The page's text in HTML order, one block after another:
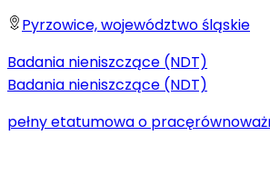
Pyrzowice, województwo śląskie
Badania nieniszczące (NDT)
Badania nieniszczące (NDT)
pełny etatumowa o pracę